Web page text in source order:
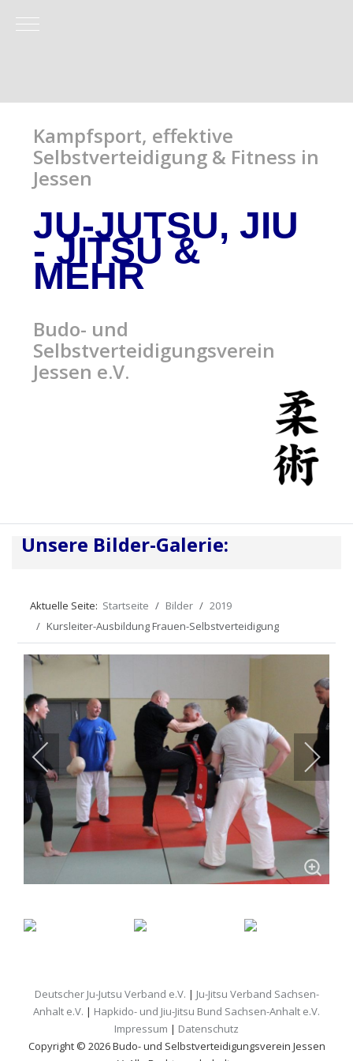
Mobile Menu Toggle
Kampfsport, effektive
Selbstverteidigung & Fitness in
Jessen
JU-JUTSU, JIU
- JITSU&
MEHR
Budo- und
Selbstverteidigungsverein
Jessen e.V.
Unsere Bilder-Galerie:
Aktuelle Seite: Startseite Bilder
2019
Kursleiter-Ausbildung Frauen-Selbstverteidigung
Deutscher Ju-Jutsu Verband e.V. | Ju-Jitsu Verband Sachsen-
Anhalt e.V. | Hapkido- und Jiu-Jitsu Bund Sachsen-Anhalt e.V.
Impressum | Datenschutz
Copyright © 2026 Budo- und Selbstverteidigungsverein Jessen